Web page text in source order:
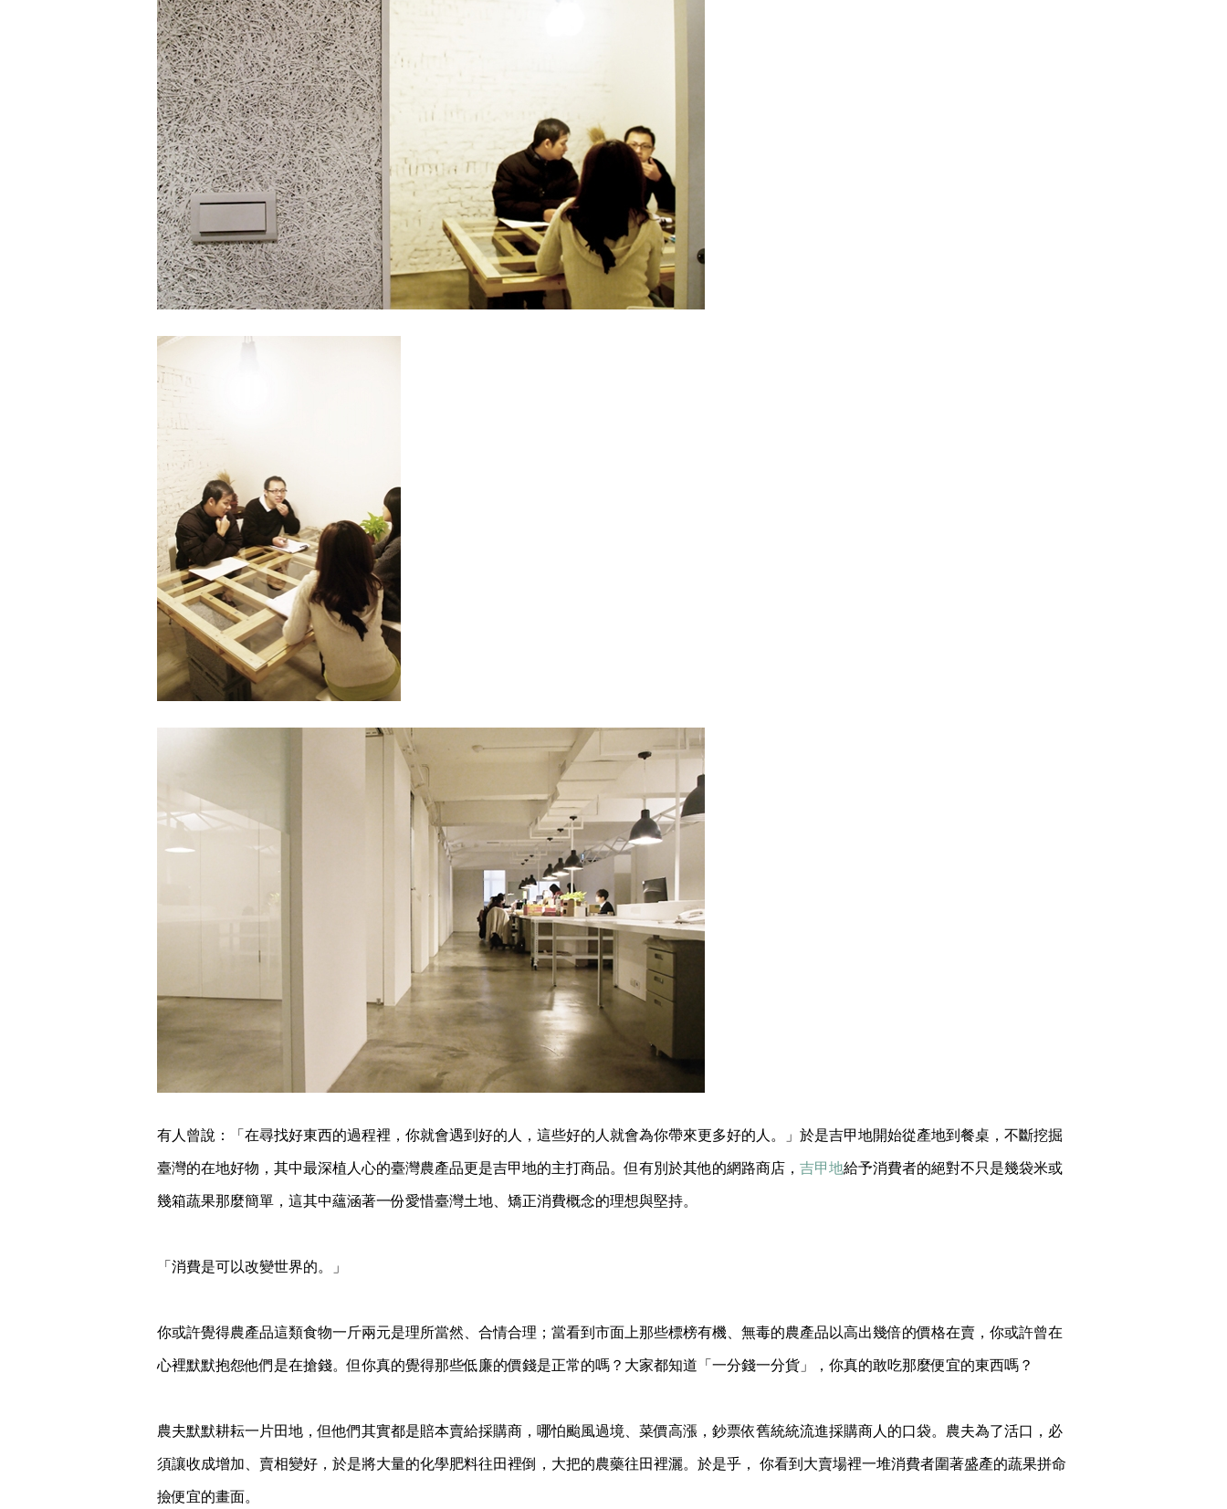
有人曾說：「在尋找好東西的過程裡，你就會遇到好的人，這些好的人就會為你帶來更多好的人。」於是吉甲地開始從產地到餐桌，不斷挖掘
臺灣的在地好物，其中最深植人心的臺灣農產品更是吉甲地的主打商品。但有別於其他的網路商店， 吉甲地給予消費者的絕對不只是幾袋米或
幾箱蔬果那麼簡單，這其中蘊涵著一份愛惜臺灣土地、矯正消費概念的理想與堅持。
「消費是可以改變世界的。」
你或許覺得農產品這類食物一斤兩元是理所當然、合情合理；當看到市面上那些標榜有機、無毒的農產品以高出幾倍的價格在賣，你或許曾在
心裡默默抱怨他們是在搶錢。但你真的覺得那些低廉的價錢是正常的嗎？大家都知道「一分錢一分貨」，你真的敢吃那麼便宜的東西嗎？
農夫默默耕耘一片田地，但他們其實都是賠本賣給採購商，哪怕颱風過境、菜價高漲，鈔票依舊統統流進採購商人的口袋。農夫為了活口，必
須讓收成增加、賣相變好，於是將大量的化學肥料往田裡倒，大把的農藥往田裡灑。於是乎， 你看到大賣場裡一堆消費者圍著盛產的蔬果拼命
撿便宜的畫面。